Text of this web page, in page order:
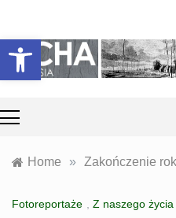
Otwórz pasek narzędzi
content
Home » Zakończenie
Fotoreportaże , Z naszego życia